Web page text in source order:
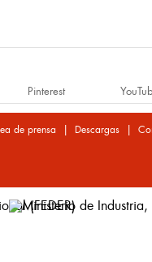
Pinterest
de prensa | Descargas|